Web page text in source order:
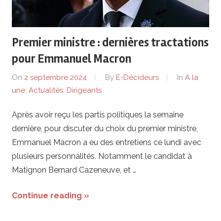
de
lentreprise
et
ses
Premier ministre : dernières tractations
pour Emmanuel Macron
On 2 septembre 2024 By E-Décideurs In A la
une, Actualités, Dirigeants
Après avoir reçu les partis politiques la semaine
dernière, pour discuter du choix du premier ministre,
Emmanuel Macron a eu des entretiens ce lundi avec
plusieurs personnalités. Notamment le candidat à
Matignon Bernard Cazeneuve, et …
Continue reading »